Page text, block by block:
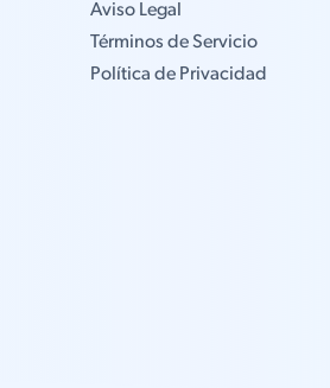
Aviso Legal
Términos de Servicio
Política de Privacidad